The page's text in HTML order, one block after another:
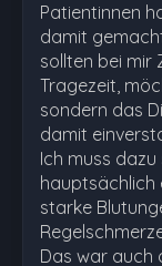
Patientinnen
damit
sollten bei mir
Tragezeit,
sondern das
damit
Ich muss
hauptsächlich
starke
Das war auch